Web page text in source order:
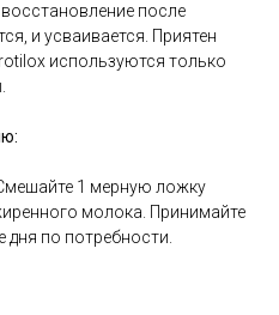
после
и усваивается. Приятен
используются только
1 мерную ложку
молока. Принимайте
дня по потребности.